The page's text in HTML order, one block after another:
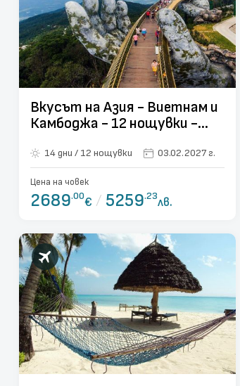
Вкусът на Азия - Виетнам и
Камбоджа - 12 нощувки -
14 дни / 12 нощувки 03.02.2027 г.
Цена на човек
2689.00€ / 5259.23лв.